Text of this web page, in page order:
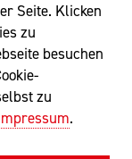
Seite. Klicken
zu
besuchen
zu
.
Exakter